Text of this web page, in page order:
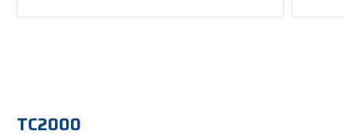
TC2000